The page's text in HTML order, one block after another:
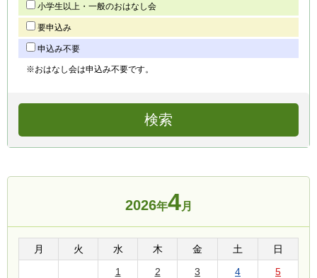
小学生以上・一般のおはなし会
要申込み
申込み不要
※おはなし会は申込み不要です。
2026年4月
月 火 水 木 金 土
日
1
2 3 4 5